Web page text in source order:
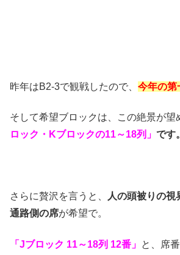
昨年はB2-3で観戦したので、 今年の第
そして希望ブロックは、この絶景が望
ロック・Kブロックの11～18列」 です。
さらに贅沢を言うと、
人の頭被りの視
通路側の席が希望で。
「Jブロック 11～18列 12番」 と、席